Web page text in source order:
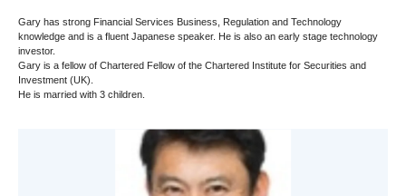
Gary has strong Financial Services Business, Regulation and Technology
knowledge and is a fluent Japanese speaker. He is also an early stage technology
investor.
Gary is a fellow of Chartered Fellow of the Chartered Institute for Securities and
Investment (UK).
He is married with 3 children.